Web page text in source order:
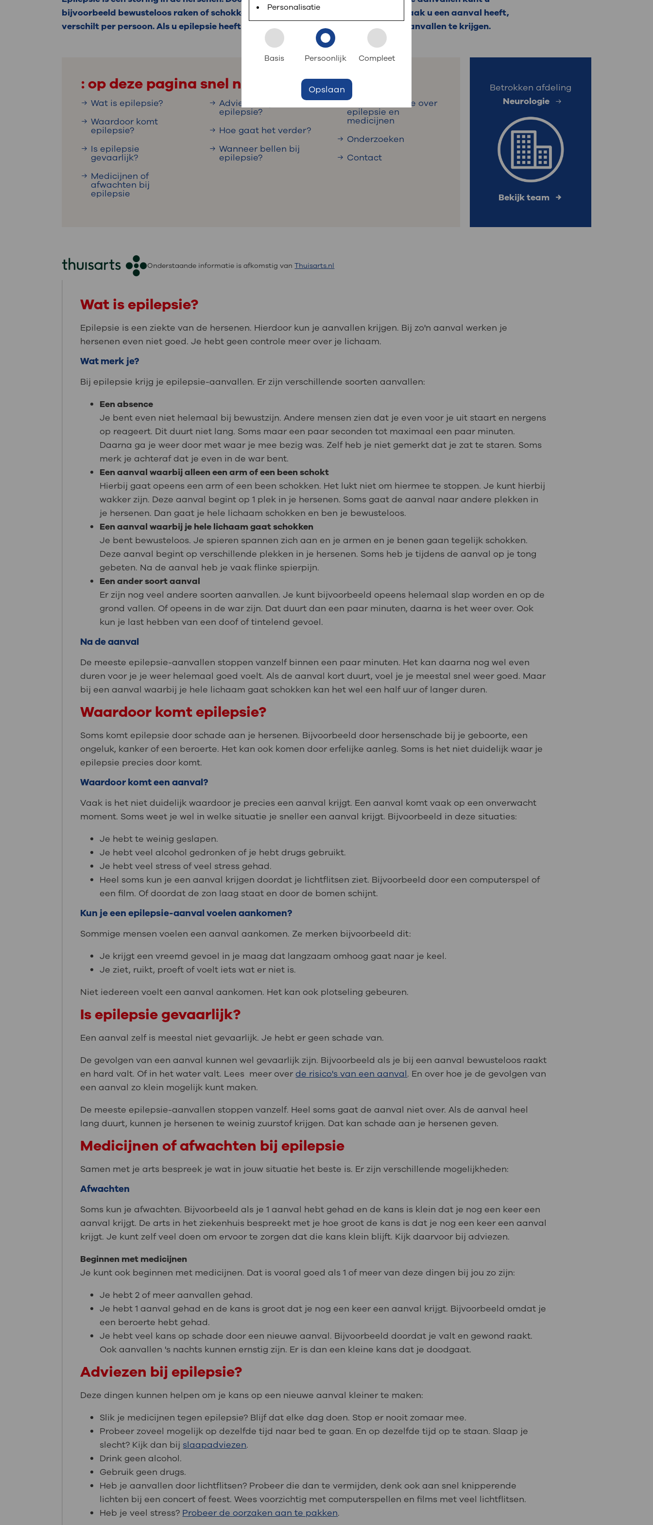
Uw bezoek aan OLVG
Uw verblijf in OLVG
Werken bij OLVG
: naar uw dossier
steeds verder uit, zodat u zelf meer digitaal kunt regelen. Met MijnOLVG kunnen
we u sneller helpen.
bijvoorbeeld bewusteloos raken of schokken. Hoe de aanvallen eruit zien en hoe vaak u een aanval heeft,
verschilt per persoon. Als u epilepsie heeft, kunt u medicijnen krijgen om minder aanvallen te krijgen.
: op deze pagina snel naar
Wat is epilepsie?
Waardoor komt
epilepsie?
Is epilepsie
gevaarlijk?
Medicijnen of
afwachten bij
epilepsie
Adviezen bij
epilepsie?
Hoe gaat het verder?
Wanneer bellen bij
epilepsie?
Meer informatie over
epilepsie en
medicijnen
Onderzoeken
Contact
Betrokken afdeling
Neurologie
Bekijk team
Onderstaande informatie is afkomstig vanThuisarts.nl
Wat is epilepsie?
Epilepsie is een ziekte van de hersenen. Hierdoor kun je aanvallen krijgen. Bij zo'n aanval werken je
hersenen even niet goed. Je hebt geen controle meer over je lichaam.
Wat merk je?
Bij epilepsie krijg je epilepsie-aanvallen. Er zijn verschillende soorten aanvallen:
Een absence
Je bent even niet helemaal bij bewustzijn. Andere mensen zien dat je even voor je uit staart en nergens
op reageert. Dit duurt niet lang. Soms maar een paar seconden tot maximaal een paar minuten.
Daarna ga je weer door met waar je mee bezig was. Zelf heb je niet gemerkt dat je zat te staren. Soms
merk je achteraf dat je even in de war bent.
Een aanval waarbij alleen een arm of een been schokt
Hierbij gaat opeens een arm of een been schokken. Het lukt niet om hiermee te stoppen. Je kunt hierbij
wakker zijn. Deze aanval begint op 1 plek in je hersenen. Soms gaat de aanval naar andere plekken in
je hersenen. Dan gaat je hele lichaam schokken en ben je bewusteloos.
Een aanval waarbij je hele lichaam gaat schokken
Je bent bewusteloos. Je spieren spannen zich aan en je armen en je benen gaan tegelijk schokken.
Deze aanval begint op verschillende plekken in je hersenen. Soms heb je tijdens de aanval op je tong
gebeten. Na de aanval heb je vaak flinke spierpijn.
Een ander soort aanval
Er zijn nog veel andere soorten aanvallen. Je kunt bijvoorbeeld opeens helemaal slap worden en op de
grond vallen. Of opeens in de war zijn. Dat duurt dan een paar minuten, daarna is het weer over. Ook
kun je last hebben van een doof of tintelend gevoel.
Na de aanval
De meeste epilepsie-aanvallen stoppen vanzelf binnen een paar minuten. Het kan daarna nog wel even
duren voor je je weer helemaal goed voelt. Als de aanval kort duurt, voel je je meestal snel weer goed. Maar
bij een aanval waarbij je hele lichaam gaat schokken kan het wel een half uur of langer duren.
Waardoor komt epilepsie?
Soms komt epilepsie door schade aan je hersenen. Bijvoorbeeld door hersenschade bij je geboorte, een
ongeluk, kanker of een beroerte. Het kan ook komen door erfelijke aanleg. Soms is het niet duidelijk waar je
epilepsie precies door komt.
Waardoor komt een aanval?
Vaak is het niet duidelijk waardoor je precies een aanval krijgt. Een aanval komt vaak op een onverwacht
moment. Soms weet je wel in welke situatie je sneller een aanval krijgt. Bijvoorbeeld in deze situaties:
Je hebt te weinig geslapen.
Je hebt veel alcohol gedronken of je hebt drugs gebruikt.
Je hebt veel stress of veel stress gehad.
Heel soms kun je een aanval krijgen doordat je lichtflitsen ziet. Bijvoorbeeld door een computerspel of
een film. Of doordat de zon laag staat en door de bomen schijnt.
Kun je een epilepsie-aanval voelen aankomen?
Sommige mensen voelen een aanval aankomen. Ze merken bijvoorbeeld dit:
Je krijgt een vreemd gevoel in je maag dat langzaam omhoog gaat naar je keel.
Je ziet, ruikt, proeft of voelt iets wat er niet is.
Niet iedereen voelt een aanval aankomen. Het kan ook plotseling gebeuren.
Is epilepsie gevaarlijk?
Een aanval zelf is meestal niet gevaarlijk. Je hebt er geen schade van.
De gevolgen van een aanval kunnen wel gevaarlijk zijn. Bijvoorbeeld als je bij een aanval bewusteloos raakt
en hard valt. Of in het water valt. Lees meer overde risico's van een aanval. En over hoe je de gevolgen van
een aanval zo klein mogelijk kunt maken.
De meeste epilepsie-aanvallen stoppen vanzelf. Heel soms gaat de aanval niet over. Als de aanval heel
lang duurt, kunnen je hersenen te weinig zuurstof krijgen. Dat kan schade aan je hersenen geven.
Medicijnen of afwachten bij epilepsie
Samen met je arts bespreek je wat in jouw situatie het beste is. Er zijn verschillende mogelijkheden:
Afwachten
Soms kun je afwachten. Bijvoorbeeld als je 1 aanval hebt gehad en de kans is klein dat je nog een keer een
aanval krijgt. De arts in het ziekenhuis bespreekt met je hoe groot de kans is dat je nog een keer een aanval
krijgt. Je kunt zelf veel doen om ervoor te zorgen dat die kans klein blijft. Kijk daarvoor bij adviezen.
Beginnen met medicijnen
Je kunt ook beginnen met medicijnen. Dat is vooral goed als 1 of meer van deze dingen bij jou zo zijn:
Je hebt 2 of meer aanvallen gehad.
Je hebt 1 aanval gehad en de kans is groot dat je nog een keer een aanval krijgt. Bijvoorbeeld omdat je
een beroerte hebt gehad.
Je hebt veel kans op schade door een nieuwe aanval. Bijvoorbeeld doordat je valt en gewond raakt.
Ook aanvallen 's nachts kunnen ernstig zijn. Er is dan een kleine kans dat je doodgaat.
Adviezen bij epilepsie?
Deze dingen kunnen helpen om je kans op een nieuwe aanval kleiner te maken:
Slik je medicijnen tegen epilepsie? Blijf dat elke dag doen. Stop er nooit zomaar mee.
Probeer zoveel mogelijk op dezelfde tijd naar bed te gaan. En op dezelfde tijd op te staan. Slaap je
slecht? Kijk dan bij slaapadviezen.
Drink geen alcohol.
Gebruik geen drugs.
Heb je aanvallen door lichtflitsen? Probeer die dan te vermijden, denk ook aan snel knipperende
lichten bij een concert of feest. Wees voorzichtig met computerspellen en films met veel lichtflitsen.
Heb je veel stress? Probeer de oorzaken aan te pakken.
Personalisatie
Basis Persoonlijk Compleet
Opslaan